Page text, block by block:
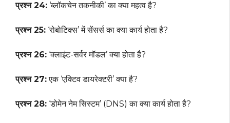
प्रश्न 24: ‘ब्लॉकचेन तकनीकी’ का क्या महत्व है?
प्रश्न 25: ‘रोबोटिक्स’ में सेंसर्स का क्या कार्य होता है?
प्रश्न 26: ‘क्लाइंट-सर्वर मॉडल’ क्या होता है?
प्रश्न 27:एक ‘एक्टिव डायरेक्टरी’ क्या है?
प्रश्न 28: ‘डोमेन नेम सिस्टम’ (DNS) का क्या कार्य होता है?